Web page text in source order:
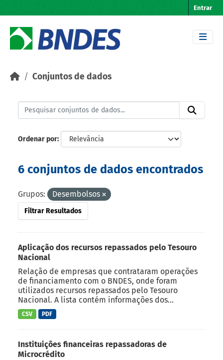
Entrar
Conjuntos de dados
Ordenar por
6 conjuntos de dados encontrados
Grupos: Desembolsos
Filtrar Resultados
Aplicação dos recursos repassados pelo Tesouro
Nacional
Relação de empresas que contrataram operações
de financiamento com o BNDES, onde foram
utilizados recursos repassados pelo Tesouro
Nacional. A lista contém informações dos...
CSV PDF
Instituições financeiras repassadoras de
Microcrédito